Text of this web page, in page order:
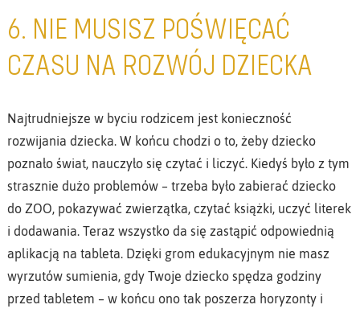
6. NIE MUSISZ POŚWIĘCAĆ
CZASU NA ROZWÓJ DZIECKA
Najtrudniejsze w byciu rodzicem jest konieczność
rozwijania dziecka. W końcu chodzi o to, żeby dziecko
poznało świat, nauczyło się czytać i liczyć. Kiedyś było z tym
strasznie dużo problemów – trzeba było zabierać dziecko
do ZOO, pokazywać zwierzątka, czytać książki, uczyć literek
i dodawania. Teraz wszystko da się zastąpić odpowiednią
aplikacją na tableta. Dzięki grom edukacyjnym nie masz
wyrzutów sumienia, gdy Twoje dziecko spędza godziny
przed tabletem – w końcu ono tak poszerza horyzonty i